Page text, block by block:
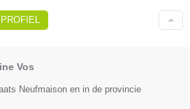
Vos
Neufmaison en in de provincie